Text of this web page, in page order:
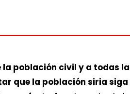
población civil y a todas
que la población siria